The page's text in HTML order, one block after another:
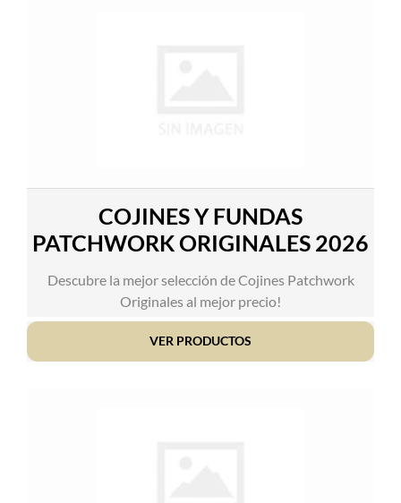
COJINES Y FUNDAS
PATCHWORK ORIGINALES 2026
Descubre la mejor selección de Cojines Patchwork
Originales al mejor precio!
VER PRODUCTOS